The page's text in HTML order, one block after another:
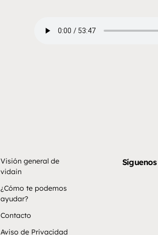
Visión general de
vidain
¿Cómo te podemos
ayudar?
Contacto
Aviso de Privacidad
Síguenos